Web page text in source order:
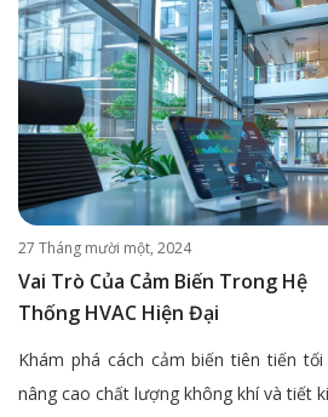
27 Tháng mười một, 2024
Vai Trò Của Cảm Biến Trong Hệ
Thống HVAC Hiện Đại
Khám phá cách cảm biến tiên tiến
nâng cao chất lượng không khí và tiết